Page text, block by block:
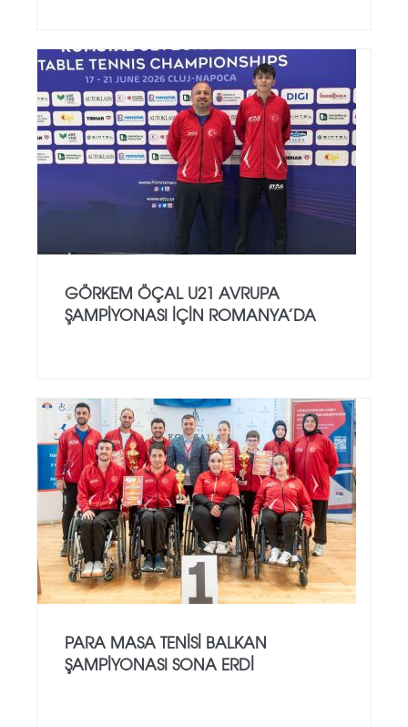
GÖRKEM ÖÇAL U21 AVRUPA
ŞAMPIYONASI İÇIN ROMANYA’DA
PARA MASA TENISI BALKAN
ŞAMPIYONASI SONA ERDI